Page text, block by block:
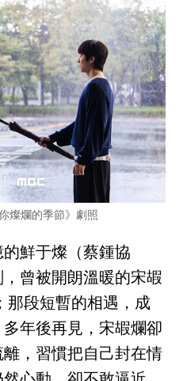
燦爛的季節》劇照
鮮于燦（蔡鍾協
曾被開朗溫暖的宋嘏
那段短暫的相遇，成
年後再見，宋嘏爛卻
，習慣把自己封在情